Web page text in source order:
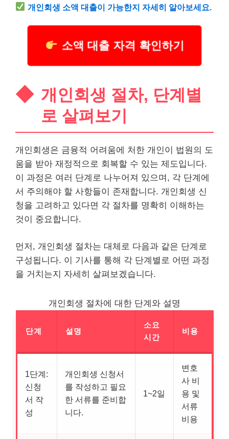
개인회생 소액대출이 가능한지 자세히 알아보세요.
소액 대출 자격 확인하기
개인회생 절차, 단계별
로 살펴보기
개인회생은 금융적 어려움에 처한 개인이 법원의 도
움을 받아 재정적으로 회복할 수 있는 제도입니다.
이 과정은 여러 단계로 나누어져 있으며, 각 단계에
서 주의해야 할 사항들이 존재합니다. 개인회생 신
청을 고려하고 있다면 각 절차를 명확히 이해하는
것이 중요합니다.
먼저, 개인회생 절차는 대체로 다음과 같은 단계로
구성됩니다. 이 기사를 통해 각 단계별로 어떤 과정
을 거치는지 자세히 살펴보겠습니다.
개인회생 절차에 대한 단계와 설명
단계 설명
소요
시간
비용
1단계:
신청
서 작
성
개인회생 신청서
를 작성하고 필요
한 서류를 준비합
니다.
1~2일
변호
사 비
용 및
서류
비용